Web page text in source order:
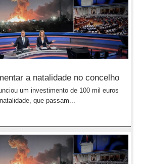
a natalidade no concelho
um investimento de 100 mil euros
que passam...